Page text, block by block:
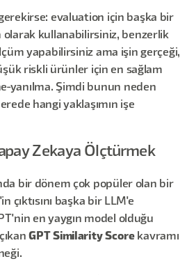
evaluation için başka bir
olarak kullanabilirsiniz, benzerlik
yapabilirsiniz ama işin gerçeği,
riskli ürünler için en sağlam
yanılma. Şimdi bunun neden
hangi yaklaşımın işe
Zekaya Ölçtürmek
bir dönem çok popüler olan bir
çıktısını başka bir LLM'e
en yaygın model olduğu
GPT Similarity Scorekavramı